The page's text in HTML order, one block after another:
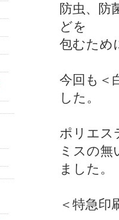
防虫、防
どを
包むため
今回も＜
した。
ポリエス
ミスの
ました。
＜特急印